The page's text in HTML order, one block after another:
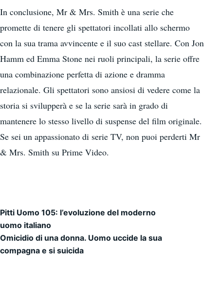
In conclusione, Mr & Mrs. Smith è una serie che
promette di tenere gli spettatori incollati allo schermo
con la sua trama avvincente e il suo cast stellare. Con Jon
Hamm ed Emma Stone nei ruoli principali, la serie offre
una combinazione perfetta di azione e dramma
relazionale. Gli spettatori sono ansiosi di vedere come la
storia si svilupperà e se la serie sarà in grado di
mantenere lo stesso livello di suspense del film originale.
Se sei un appassionato di serie TV, non puoi perderti Mr
& Mrs. Smith su Prime Video.
Navigazione articoli
Pitti Uomo 105: l’evoluzione del moderno
uomo italiano
Omicidio di una donna. Uomo uccide la sua
compagna e si suicida